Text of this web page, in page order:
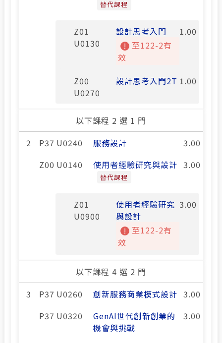
替代課程
Z01
U0130
設計思考入門
至122-2有
效
1.00
Z00
U0270
設計思考入門2T 1.00
以下課程 2 選 1 門
2
P37 U0240 服務設計
3.00
Z00 U0140
使用者經驗研究與設計
替代課程
3.00
Z01
U0900
使用者經驗研究
與設計
至122-2有
效
3.00
以下課程 4 選 2 門
3
P37 U0260 創新服務商業模式設計 3.00
P37 U0320
GenAI世代創新創業的
機會與挑戰
3.00